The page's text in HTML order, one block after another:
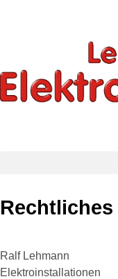
Rechtliches
Ralf Lehmann
Elektroinstallationen